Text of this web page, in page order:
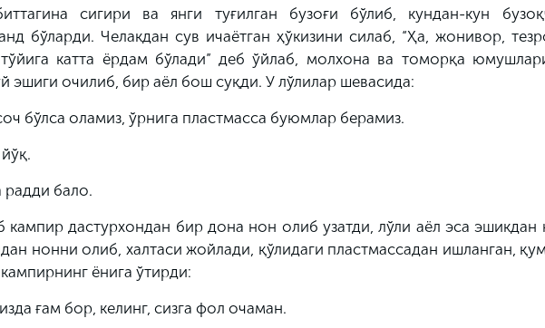
сигири ва янги туғилган бузоғи бўлиб, кундан-кун
бўларди. Челакдан сув ичаётган ҳўкизини силаб, “Ҳа, жонивор,
катта ёрдам бўлади” деб ўйлаб, молхона ва томорқа
эшиги очилиб, бир аёл бош суқди. У лўлилар шевасида:
бўлса оламиз, ўрнига пластмасса буюмлар берамиз.
радди бало.
дастурхондан бир дона нон олиб узатди, лўли аёл эса эшикдан
нонни олиб, халтаси жойлади, қўлидаги пластмассадан ишланган,
ёнига ўтирди:
ғам бор, келинг, сизга фол очаман.